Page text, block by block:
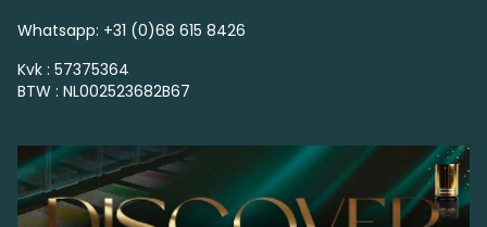
Whatsapp: +31 (0)68 615 8426
Kvk : 57375364
BTW : NL002523682B67